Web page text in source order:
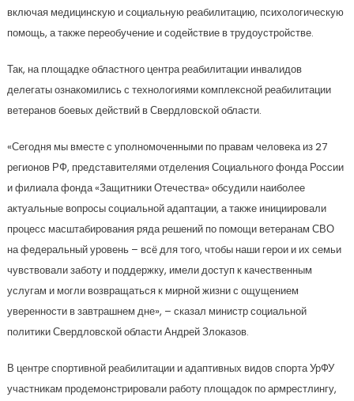
включая медицинскую и социальную реабилитацию, психологическую
помощь, а также переобучение и содействие в трудоустройстве.
Так, на площадке областного центра реабилитации инвалидов
делегаты ознакомились с технологиями комплексной реабилитации
ветеранов боевых действий в Свердловской области.
«Сегодня мы вместе с уполномоченными по правам человека из 27
регионов РФ, представителями отделения Социального фонда России
и филиала фонда «Защитники Отечества» обсудили наиболее
актуальные вопросы социальной адаптации, а также инициировали
процесс масштабирования ряда решений по помощи ветеранам СВО
на федеральный уровень – всё для того, чтобы наши герои и их семьи
чувствовали заботу и поддержку, имели доступ к качественным
услугам и могли возвращаться к мирной жизни с ощущением
уверенности в завтрашнем дне», – сказал министр социальной
политики Свердловской области Андрей Злоказов.
В центре спортивной реабилитации и адаптивных видов спорта УрФУ
участникам продемонстрировали работу площадок по армрестлингу,